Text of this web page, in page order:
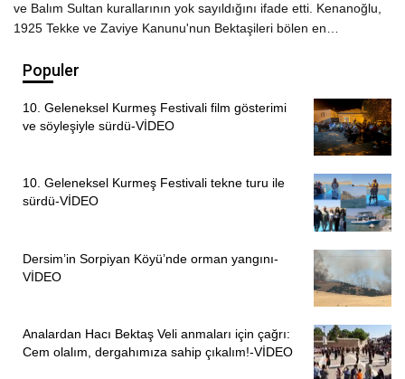
ve Balım Sultan kurallarının yok sayıldığını ifade etti. Kenanoğlu,
1925 Tekke ve Zaviye Kanunu'nun Bektaşileri bölen en…
Populer
10. Geleneksel Kurmeş Festivali film gösterimi
ve söyleşiyle sürdü-VİDEO
10. Geleneksel Kurmeş Festivali tekne turu ile
sürdü-VİDEO
Dersim’in Sorpiyan Köyü’nde orman yangını-
VİDEO
Analardan Hacı Bektaş Veli anmaları için çağrı:
Cem olalım, dergahımıza sahip çıkalım!-VİDEO